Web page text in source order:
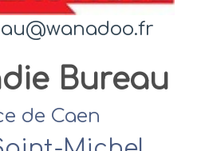
Bureau
de Caen